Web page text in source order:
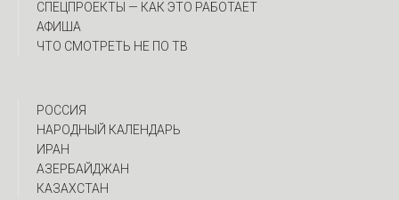
CПЕЦПРОЕКТЫ — КАК ЭТО РАБОТАЕТ
АФИША
ЧТО СМОТРЕТЬ НЕ ПО ТВ
РОССИЯ
НАРОДНЫЙ КАЛЕНДАРЬ
ИРАН
АЗЕРБАЙДЖАН
КАЗАХСТАН